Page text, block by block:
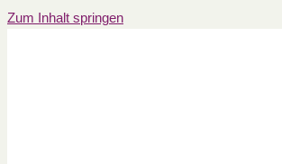
Zum Inhalt springen